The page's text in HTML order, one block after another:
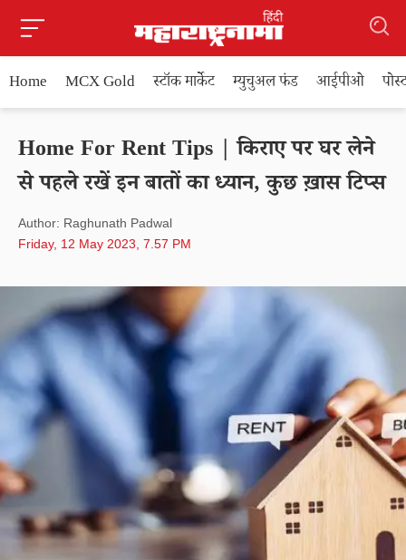
Home MCX Gold स्टॉक मार्केट म्युचुअल फंड आईपीओ
Home For Rent Tips | किराए पर घर लेने
से पहले रखें इन बातों का ध्यान, कुछ ख़ास टिप्स
Author: Raghunath Padwal
Friday, 12 May 2023, 7.57 PM